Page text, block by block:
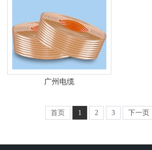
广州电缆
首页 1 2 3 下一页